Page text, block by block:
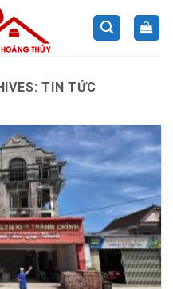
TIN TỨC